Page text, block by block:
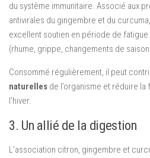
du système immunitaire. Associé aux
antivirales du gingembre et du
excellent soutien en période de
(rhume, grippe, changements de
Consommé régulièrement, il peut
naturelles de l’organisme et réduire
l’hiver.
3. Un allié de la digestion
L’association citron, gingembre et